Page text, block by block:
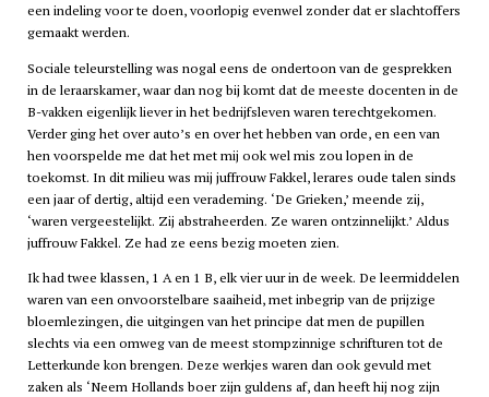
een indeling voor te doen, voorlopig evenwel zonder dat er slachtoffers
gemaakt werden.
Sociale teleurstelling was nogal eens de ondertoon van de gesprekken
in de leraarskamer, waar dan nog bij komt dat de meeste docenten in de
B-vakken eigenlijk liever in het bedrijfsleven waren terechtgekomen.
Verder ging het over auto’s en over het hebben van orde, en een van
hen voorspelde me dat het met mij ook wel mis zou lopen in de
toekomst. In dit milieu was mij juffrouw Fakkel, lerares oude talen sinds
een jaar of dertig, altijd een verademing. ‘De Grieken,’ meende zij,
‘waren vergeestelijkt. Zij abstraheerden. Ze waren ontzinnelijkt.’ Aldus
juffrouw Fakkel. Ze had ze eens bezig moeten zien.
Ik had twee klassen, 1 A en 1 B, elk vier uur in de week. De leermiddelen
waren van een onvoorstelbare saaiheid, met inbegrip van de prijzige
bloemlezingen, die uitgingen van het principe dat men de pupillen
slechts via een omweg van de meest stompzinnige schrifturen tot de
Letterkunde kon brengen. Deze werkjes waren dan ook gevuld met
zaken als ‘Neem Hollands boer zijn guldens af, dan heeft hij nog zijn